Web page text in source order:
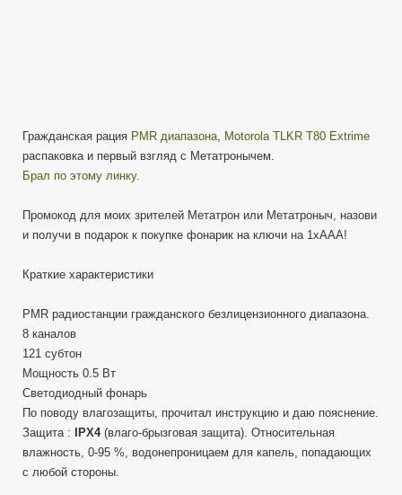
Гражданская рация PMR диапазона Motorola TLKR T80 Extrime
распаковка и первый взгляд с Метатронычем.
Брал по этому линку.
Промокод для моих зрителей Метатрон или Метатроныч, назови
и получи в подарок к покупке фонарик на ключи на 1хAAA!
Краткие характеристики
PMR радиостанции гражданского безлицензионного диапазона.
8 каналов
121 субтон
Мощность 0.5 Вт
Светодиодный фонарь
По поводу влагозащиты, прочитал инструкцию и даю пояснение.
Защита : IPX4(влаго-брызговая защита). Относительная
влажность, 0-95 %, водонепроницаем для капель, попадающих
с любой стороны.